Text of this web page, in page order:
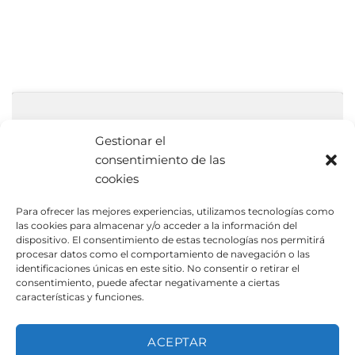
Gestionar el
consentimiento de las
cookies
Para ofrecer las mejores experiencias, utilizamos tecnologías como
las cookies para almacenar y/o acceder a la información del
dispositivo. El consentimiento de estas tecnologías nos permitirá
procesar datos como el comportamiento de navegación o las
identificaciones únicas en este sitio. No consentir o retirar el
consentimiento, puede afectar negativamente a ciertas
características y funciones.
ACEPTAR
marketing y permitir este contenido